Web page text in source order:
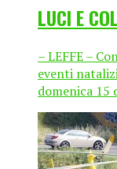
LUCI E
– LEFFE –
eventi
domenica 15